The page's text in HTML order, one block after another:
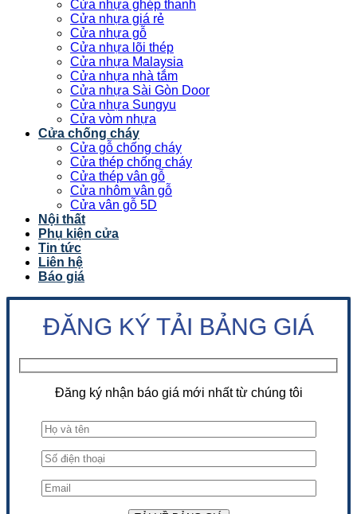
Cửa nhựa ghép thanh
Cửa nhựa giá rẻ
Cửa nhựa gỗ
Cửa nhựa lõi thép
Cửa nhựa Malaysia
Cửa nhựa nhà tắm
Cửa nhựa Sài Gòn Door
Cửa nhựa Sungyu
Cửa vòm nhựa
Cửa chống cháy
Cửa gỗ chống cháy
Cửa thép chống cháy
Cửa thép vân gỗ
Cửa nhôm vân gỗ
Cửa vân gỗ 5D
Nội thất
Phụ kiện cửa
Tin tức
Liên hệ
Báo giá
ĐĂNG KÝ TẢI BẢNG GIÁ
Đăng ký nhận báo giá mới nhất từ chúng tôi